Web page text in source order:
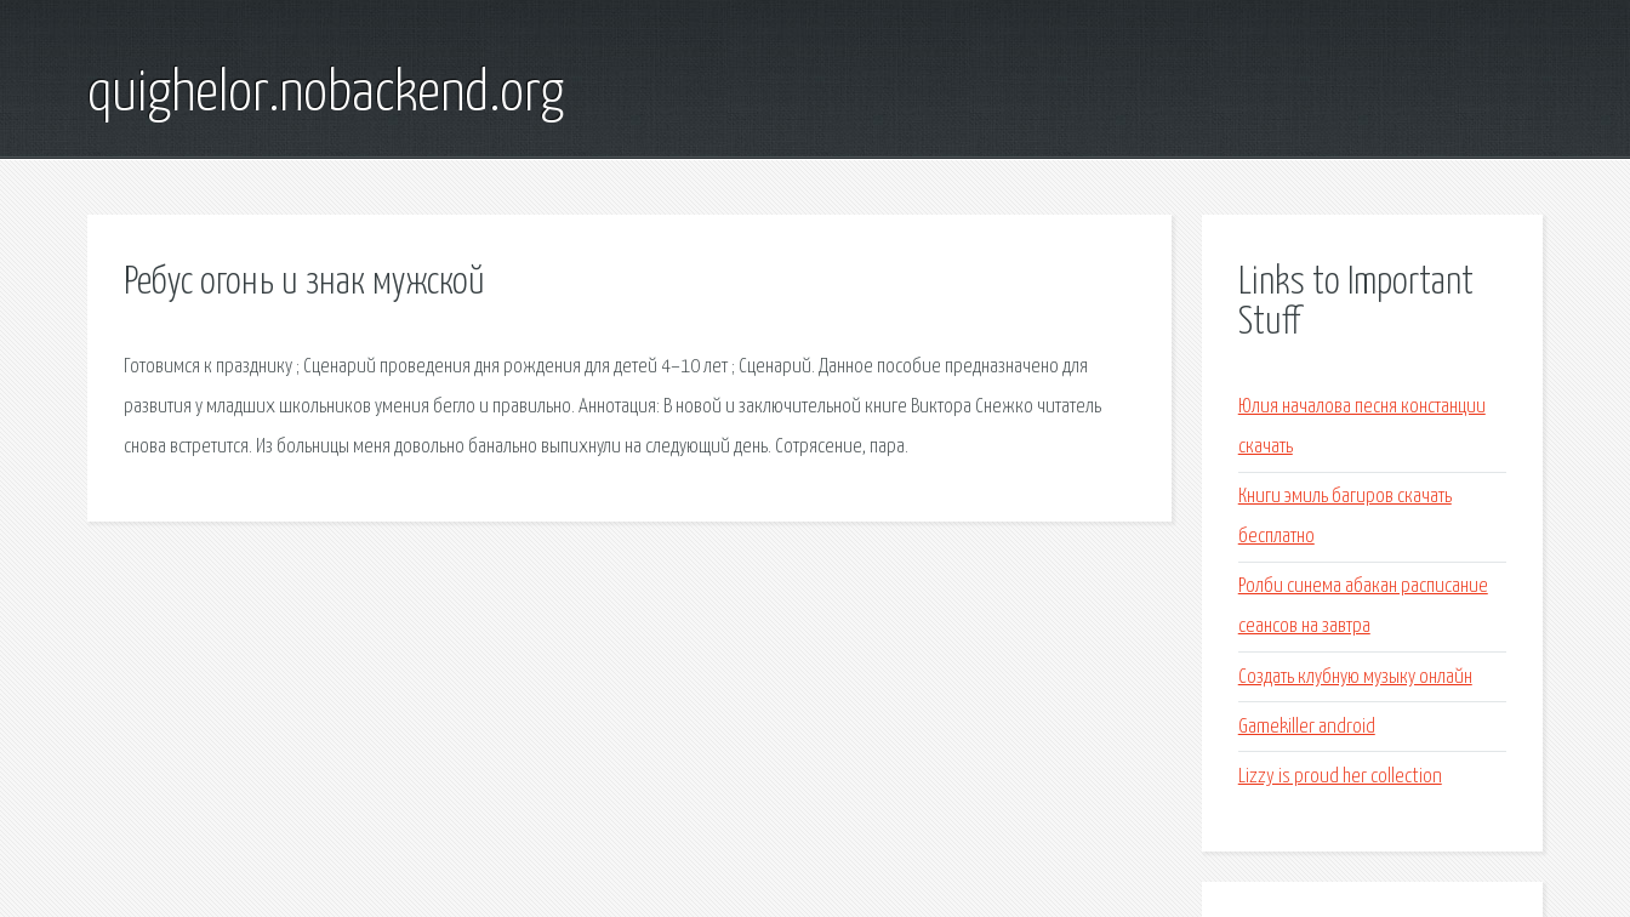
quighelor.nobackend.org
Ребус огонь и знак мужской
Готовимся к празднику ; Сценарий проведения дня рождения для детей 4–10 лет ; Сценарий. Данное пособие предназначено для
развития у младших школьников умения бегло и правильно. Аннотация: В новой и заключительной книге Виктора Снежко читатель
снова встретится. Из больницы меня довольно банально выпихнули на следующий день. Сотрясение, пара.
Links to Important
Stuff
Юлия началова песня констанции
скачать
Книги эмиль багиров скачать
бесплатно
Ролби синема абакан расписание
сеансов на завтра
Создать клубную музыку онлайн
Gamekiller android
Lizzy is proud her collection